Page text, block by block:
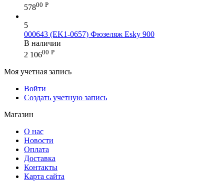
57800 Р
5
000643 (EK1-0657) Фюзеляж Esky 900
В наличии
2 10600 Р
Моя учетная запись
Войти
Создать учетную запись
Магазин
О нас
Новости
Оплата
Доставка
Контакты
Карта сайта